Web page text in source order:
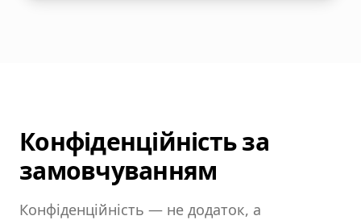
Конфіденційність за
замовчуванням
Конфіденційність — не додаток, а